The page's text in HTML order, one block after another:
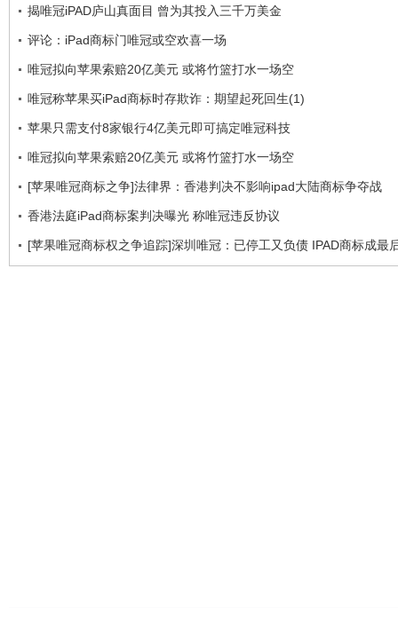
揭唯冠iPAD庐山真面目 曾为其投入三千万美金
评论：iPad商标门唯冠或空欢喜一场
唯冠拟向苹果索赔20亿美元 或将竹篮打水一场空
唯冠称苹果买iPad商标时存欺诈：期望起死回生(1)
苹果只需支付8家银行4亿美元即可搞定唯冠科技
唯冠拟向苹果索赔20亿美元 或将竹篮打水一场空
[苹果唯冠商标之争]法律界：香港判决不影响ipad大陆商标争夺战
香港法庭iPad商标案判决曝光 称唯冠违反协议
[苹果唯冠商标权之争追踪]深圳唯冠：已停工又负债 IPAD商标成最